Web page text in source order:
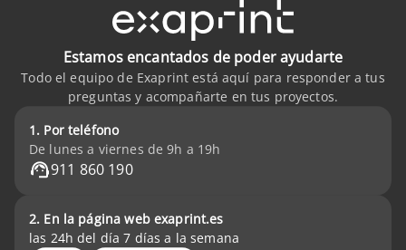
Estamos encantados de poder ayudarte
Todo el equipo de Exaprint está aquí para responder a tus
preguntas y acompañarte en tus proyectos.
1. Por teléfono
De lunes a viernes de 9h a 19h
911 860 190
2. En la página web exaprint.es
las 24h del día 7 días a la semana